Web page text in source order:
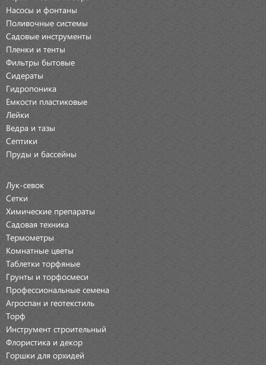
Насосы и фонтаны
Поливочные системы
Садовые инструменты
Пленки и тенты
Фильтры бытовые
Сидераты
Гидропоника
Емкости пластиковые
Лейки
Ведра и тазы
Септики
Пруды и бассейны
Лук-севок
Сетки
Химические препараты
Садовая техника
Термометры
Комнатные цветы
Таблетки торфяные
Грунты и торфосмеси
Профессиональные семена
Агроспан и геотекстиль
Торф
Инструмент строительный
Флористика и декор
Горшки для орхидей